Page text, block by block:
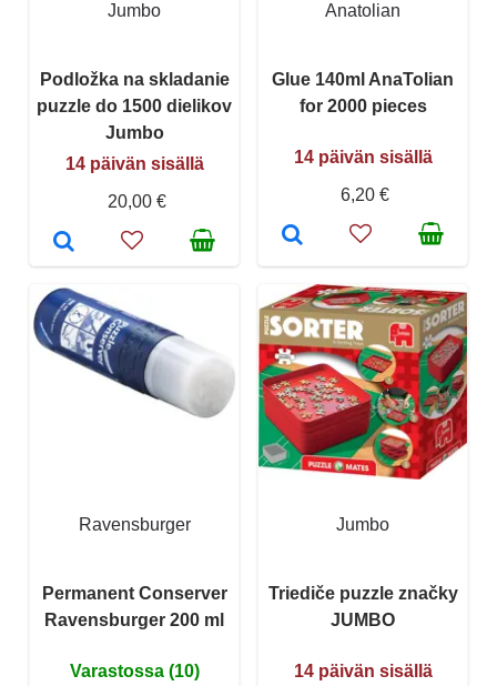
Jumbo
Podložka na skladanie
puzzle do 1500 dielikov
Jumbo
14 päivän sisällä
20,00 €
Anatolian
Glue 140ml AnaTolian
for 2000 pieces
14 päivän sisällä
6,20 €
Ravensburger
Permanent Conserver
Ravensburger 200 ml
Varastossa (10)
Jumbo
Triediče puzzle značky
JUMBO
14 päivän sisällä